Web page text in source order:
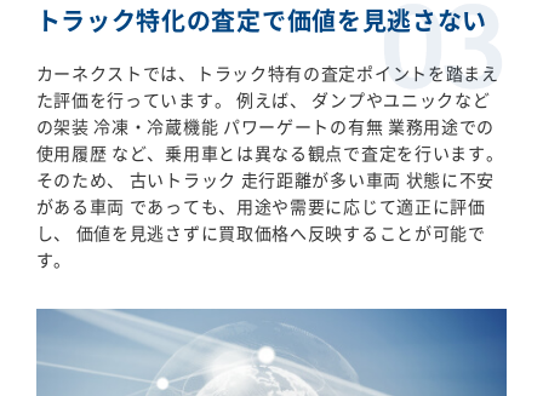
トラック特化の査定で価値を見逃さない
カーネクストでは、トラック特有の査定ポイントを踏まえ
た評価を行っています。 例えば、 ダンプやユニックなど
の架装 冷凍・冷蔵機能 パワーゲートの有無 業務用途での
使用履歴 など、乗用車とは異なる観点で査定を行います。
そのため、 古いトラック 走行距離が多い車両 状態に不安
がある車両 であっても、用途や需要に応じて適正に評価
し、 価値を見逃さずに買取価格へ反映することが可能で
す。